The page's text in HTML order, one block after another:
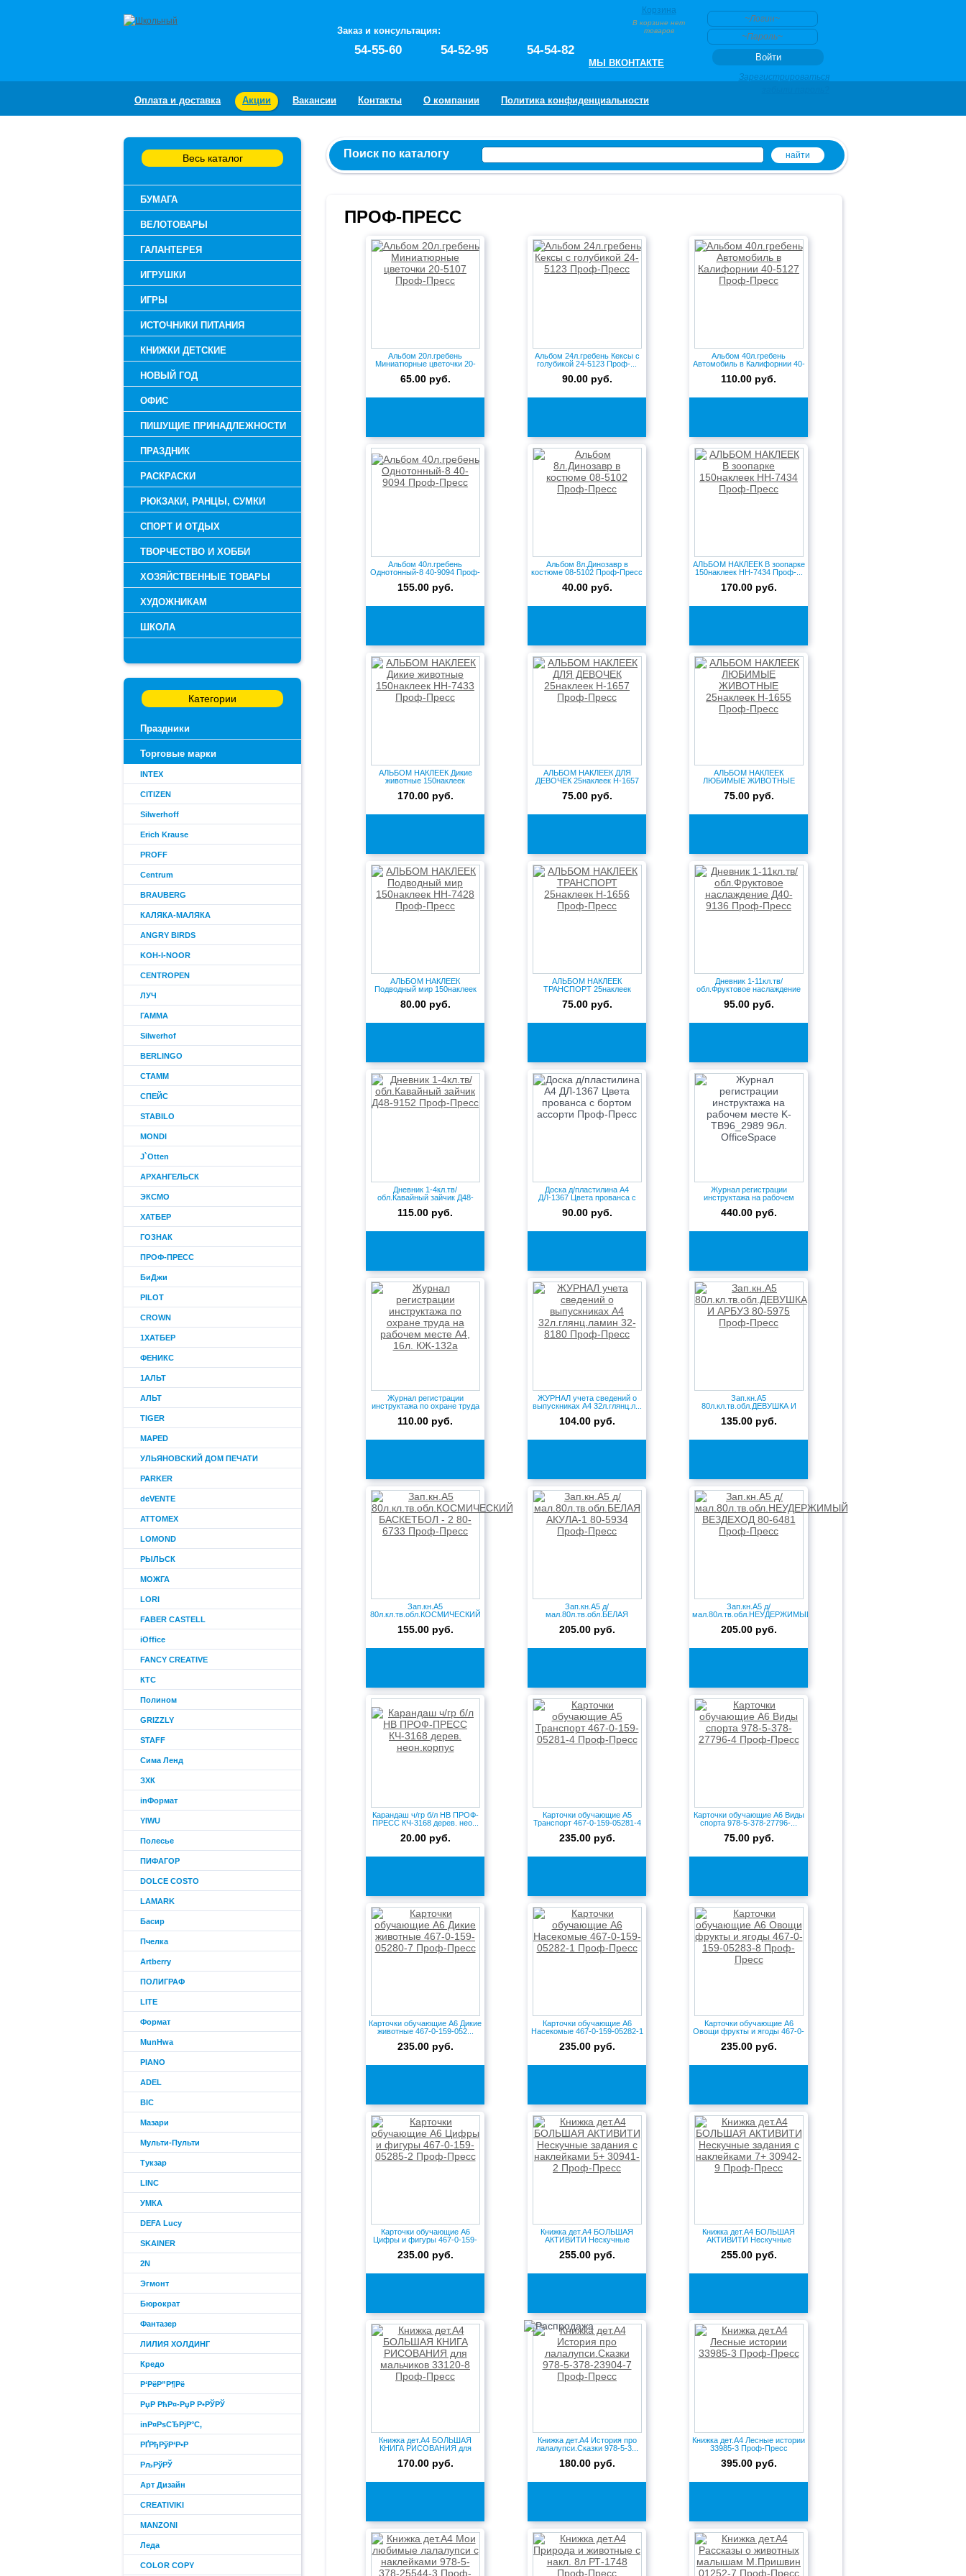
Заказ и консультация:
54-55-60 54-52-95 54-54-82
МЫ ВКОНТАКТЕ
Корзина
В корзине нет
товаров
Зарегистрироваться
Оплата и доставка Акции Вакансии Контакты О компании Политика конфиденциальности
Весь каталог
БУМАГА
ВЕЛОТОВАРЫ
ГАЛАНТЕРЕЯ
ИГРУШКИ
ИГРЫ
ИСТОЧНИКИ ПИТАНИЯ
КНИЖКИ ДЕТСКИЕ
НОВЫЙ ГОД
ОФИС
ПИШУЩИЕ ПРИНАДЛЕЖНОСТИ
ПРАЗДНИК
РАСКРАСКИ
РЮКЗАКИ, РАНЦЫ, СУМКИ
СПОРТ И ОТДЫХ
ТВОРЧЕСТВО И ХОББИ
ХОЗЯЙСТВЕННЫЕ ТОВАРЫ
ХУДОЖНИКАМ
ШКОЛА
Категории
Праздники
Торговые марки
INTEX
CITIZEN
Silwerhoff
Erich Krause
PROFF
Centrum
BRAUBERG
КАЛЯКА-МАЛЯКА
ANGRY BIRDS
KOH-I-NOOR
CENTROPEN
ЛУЧ
ГАММА
Silwerhof
BERLINGO
СТАММ
СПЕЙС
STABILO
MONDI
J`Otten
АРХАНГЕЛЬСК
ЭКСМО
ХАТБЕР
ГОЗНАК
ПРОФ-ПРЕСС
БиДжи
PILOT
CROWN
1ХАТБЕР
ФЕНИКС
1АЛЬТ
АЛЬТ
TIGER
MAPED
УЛЬЯНОВСКИЙ ДОМ ПЕЧАТИ
PARKER
deVENTE
ATTOMEX
LOMOND
РЫЛЬСК
МОЖГА
LORI
FABER CASTELL
iOffice
FANCY CREATIVE
КТС
Полином
GRIZZLY
STAFF
Сима Ленд
ЗХК
inФормат
YIWU
Полесье
ПИФАГОР
DOLCE COSTO
LAMARK
Басир
Пчелка
Artberry
ПОЛИГРАФ
LITE
Формат
MunHwa
PIANO
ADEL
BIC
Мазари
Мульти-Пульти
Тукзар
LINC
УМКА
DEFA Lucy
SKAINER
2N
Эгмонт
Бюрократ
Фантазер
ЛИЛИЯ ХОЛДИНГ
Кредо
Р‘РёР”Р¶Рё
РџР РћР¤-РџР Р•РЎРЎ
inР¤РѕСЂРјР°С‚
РҐРђРўР‘Р•Р
РљРўРЎ
Арт Дизайн
CREATIVIKI
MANZONI
Леда
COLOR COPY
Поиск по каталогу
ПРОФ-ПРЕСС
Альбом 20л.гребень
Миниатюрные цветочки 20-
65.00 руб.
Альбом 24л.гребень Кексы с
голубикой 24-5123 Проф-...
90.00 руб.
Альбом 40л.гребень
Автомобиль в Калифорнии 40-
110.00 руб.
Альбом 40л.гребень
Однотонный-8 40-9094 Проф-
155.00 руб.
Альбом 8л.Динозавр в
костюме 08-5102 Проф-Пресс
40.00 руб.
АЛЬБОМ НАКЛЕЕК В зоопарке
150наклеек НН-7434 Проф-...
170.00 руб.
АЛЬБОМ НАКЛЕЕК Дикие
животные 150наклеек
170.00 руб.
АЛЬБОМ НАКЛЕЕК ДЛЯ
ДЕВОЧЕК 25наклеек Н-1657
75.00 руб.
АЛЬБОМ НАКЛЕЕК
ЛЮБИМЫЕ ЖИВОТНЫЕ
75.00 руб.
АЛЬБОМ НАКЛЕЕК
Подводный мир 150наклеек
80.00 руб.
АЛЬБОМ НАКЛЕЕК
ТРАНСПОРТ 25наклеек
75.00 руб.
Дневник 1-11кл.тв/
обл.Фруктовое наслаждение
95.00 руб.
Дневник 1-4кл.тв/
обл.Кавайный зайчик Д48-
115.00 руб.
Доска д/пластилина А4
ДЛ-1367 Цвета прованса с
90.00 руб.
Журнал регистрации
инструктажа на рабочем
440.00 руб.
Журнал регистрации
инструктажа по охране труда
110.00 руб.
ЖУРНАЛ учета сведений о
выпускниках А4 32л.глянц.л...
104.00 руб.
Зап.кн.А5
80л.кл.тв.обл.ДЕВУШКА И
135.00 руб.
Зап.кн.А5
80л.кл.тв.обл.КОСМИЧЕСКИЙ
155.00 руб.
Зап.кн.А5 д/
мал.80л.тв.обл.БЕЛАЯ
205.00 руб.
Зап.кн.А5 д/
мал.80л.тв.обл.НЕУДЕРЖИМЫЙ
205.00 руб.
Карандаш ч/гр б/л HB ПРОФ-
ПРЕСС КЧ-3168 дерев. нео...
20.00 руб.
Карточки обучающие А5
Транспорт 467-0-159-05281-4
235.00 руб.
Карточки обучающие А6 Виды
спорта 978-5-378-27796-...
75.00 руб.
Карточки обучающие А6 Дикие
животные 467-0-159-052...
235.00 руб.
Карточки обучающие А6
Насекомые 467-0-159-05282-1
235.00 руб.
Карточки обучающие А6
Овощи фрукты и ягоды 467-0-
235.00 руб.
Карточки обучающие А6
Цифры и фигуры 467-0-159-
235.00 руб.
Книжка дет.А4 БОЛЬШАЯ
АКТИВИТИ Нескучные
255.00 руб.
Книжка дет.А4 БОЛЬШАЯ
АКТИВИТИ Нескучные
255.00 руб.
Книжка дет.А4 БОЛЬШАЯ
КНИГА РИСОВАНИЯ для
170.00 руб.
Книжка дет.А4 История про
лалалупси.Сказки 978-5-3...
180.00 руб.
Книжка дет.А4 Лесные истории
33985-3 Проф-Пресс
395.00 руб.